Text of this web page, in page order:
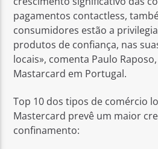
pagamentos contactless,
consumidores estão a
produtos de confiança, nas
locais», comenta Paulo
Mastarcard em Portugal.
Top 10 dos tipos de comércio
Mastercard prevê um maior
confinamento: